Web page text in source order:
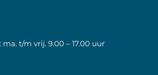
ma. t/m vrij. 9.00 – 17.00 uur